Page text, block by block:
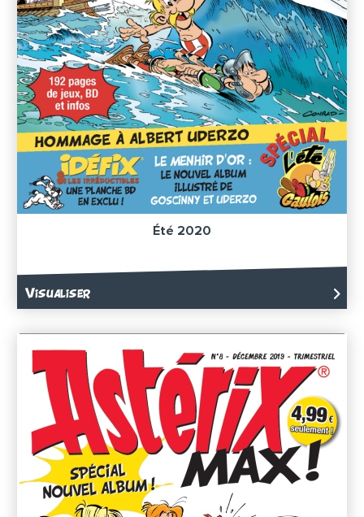
Été 2020
Visualiser